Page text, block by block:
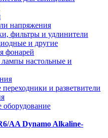
напряжения
фильтры и удлинители
и другие
фонарей
настольные и
и разветвители
оборудование
AA Dynamo Alkaline-